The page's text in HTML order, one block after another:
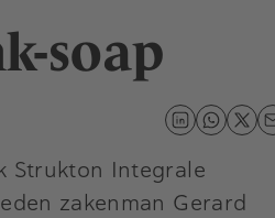
soap
Strukton Integrale
zakenman Gerard